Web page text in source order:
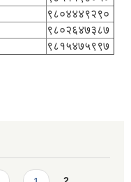
९८०४४४९२९०
९८०२६४७३८७
९८१५४७५९९७